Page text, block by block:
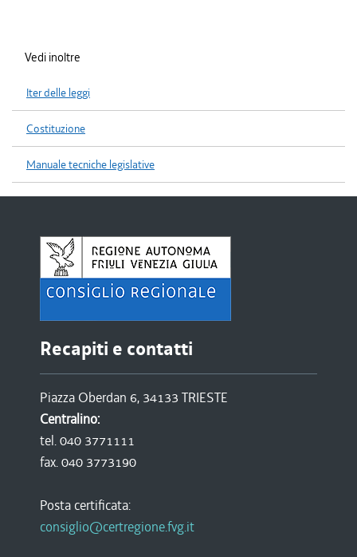
Vedi inoltre
Iter delle leggi
Costituzione
Manuale tecniche legislative
Recapiti e contatti
Piazza Oberdan 6, 34133 TRIESTE
Centralino:
tel. 040 3771111
fax. 040 3773190
Posta certificata:
consiglio@certregione.fvg.it